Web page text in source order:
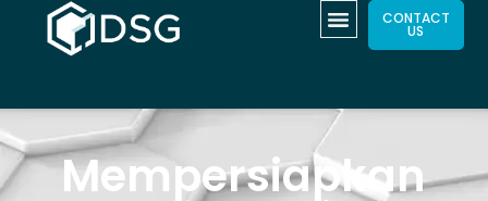
CONTACT
US
Mempersiapkan